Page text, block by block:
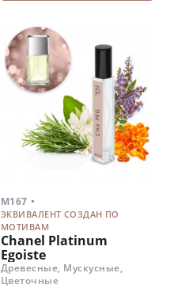
M167 .
ЭКВИВАЛЕНТ СОЗДАН ПО
МОТИВАМ
Chanel Platinum
Egoiste
Древесные, Мускусные,
Цветочные